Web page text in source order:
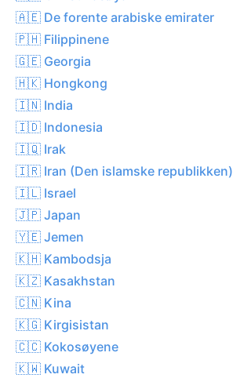
🇦🇪 De forente arabiske emirater
🇵🇭 Filippinene
🇬🇪 Georgia
🇭🇰 Hongkong
🇮🇳 India
🇮🇩 Indonesia
🇮🇶 Irak
🇮🇷 Iran (Den islamske republikken)
🇮🇱 Israel
🇯🇵 Japan
🇾🇪 Jemen
🇰🇭 Kambodsja
🇰🇿 Kasakhstan
🇨🇳 Kina
🇰🇬 Kirgisistan
🇨🇨 Kokosøyene
🇰🇼 Kuwait